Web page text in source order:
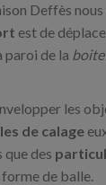
Deffès
est de
paroi de la
les
de calage
des
de balle.